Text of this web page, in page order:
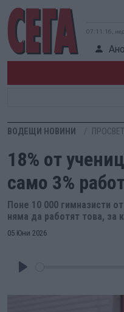
07:11:16,
ВОДЕЩИ НОВИНИ
18% от
само 3%
Поне 10 000 гимназисти
няма да работят това, за
05 Юни 2026